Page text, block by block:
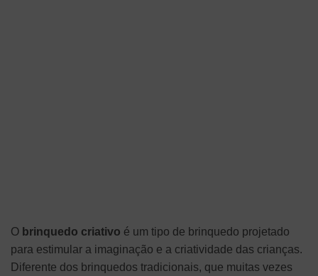
O brinquedo criativo é um tipo de brinquedo projetado
para estimular a imaginação e a criatividade das crianças.
Diferente dos brinquedos tradicionais, que muitas vezes